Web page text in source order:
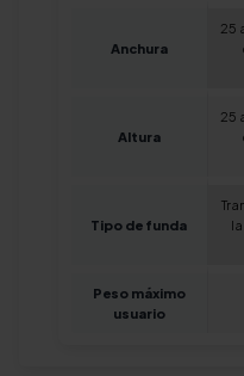
Anchura
25
Altura
25
Tipo de funda
Peso máximo
usuario